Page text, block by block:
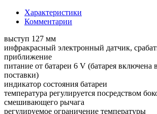
Характеристики
Комментарии
выступ 127 мм
инфракрасный электронный датчик,
приближение
питание от батареи 6 V (батарея включена
поставки)
индикатор состояния батареи
температура регулируется посредством
смешивающего рычага
регулируемое ограничение температуры